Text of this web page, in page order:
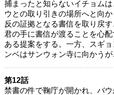
捕まったと知らないイチョム
ウとの取り引きの場所へと向
反の証拠となる書信を取り戻
君の手に書信が渡ることを心
ある提案をする。一方、スギ
ンベはサンウォン寺に向かう
第12話
禁書の件で鞠庁が開かれ、バ